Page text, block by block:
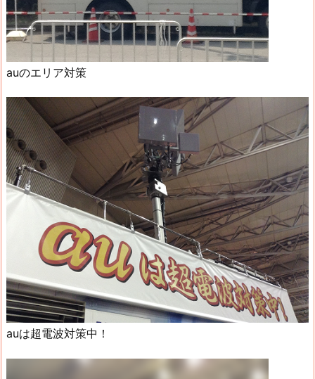
auのエリア対策
auは超電波対策中！